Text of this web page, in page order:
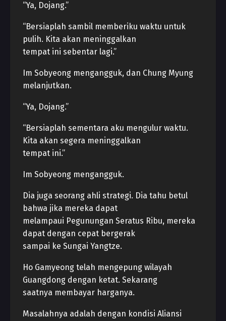
“Ya, Dojang.”
“Bersiaplah sambil memberiku waktu untuk
pulih. Kita akan meninggalkan
tempat ini sebentar lagi.”
Im Sobyeong mengangguk, dan Chung Myung
melanjutkan.
“Ya, Dojang.”
“Bersiaplah sementara aku mengulur waktu.
Kita akan segera meninggalkan
tempat ini.”
Im Sobyeong mengangguk.
Dia juga seorang ahli strategi. Dia tahu betul
bahwa jika mereka dapat
melampaui Pegunungan Seratus Ribu, mereka
dapat dengan cepat bergerak
sampai ke Sungai Yangtze.
Ho Gamyeong telah mengepung wilayah
Guangdong dengan ketat. Sekarang
saatnya membayar harganya.
Masalahnya adalah dengan kondisi Aliansi